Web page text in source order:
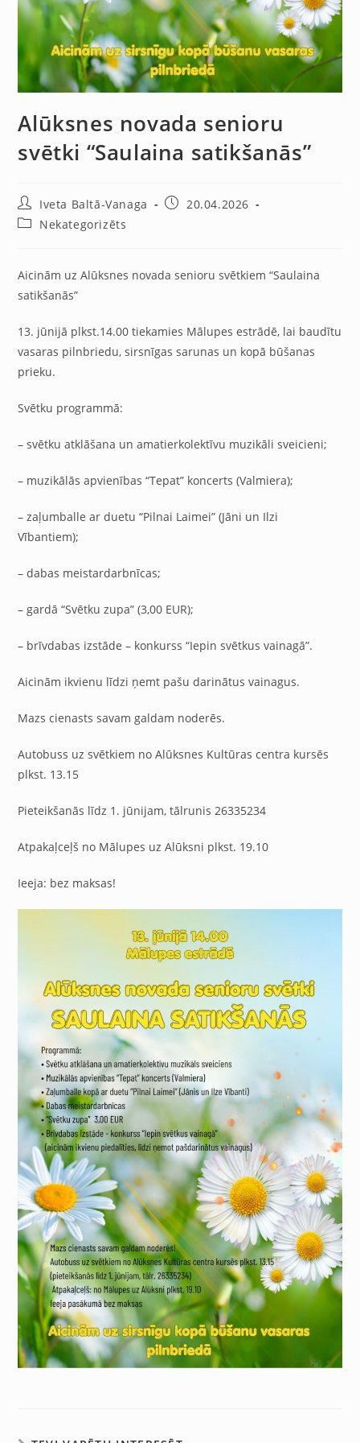
Alūksnes novada senioru
svētki “Saulaina satikšanās”
Iveta Baltā-Vanaga
20.04.2026
Nekategorizēts
Aicinām uz Alūksnes novada senioru svētkiem “Saulaina
satikšanās”
13. jūnijā plkst.14.00 tiekamies Mālupes estrādē, lai baudītu
vasaras pilnbriedu, sirsnīgas sarunas un kopā būšanas
prieku.
Svētku programmā:
– svētku atklāšana un amatierkolektīvu muzikāli sveicieni;
– muzikālās apvienības “Tepat” koncerts (Valmiera);
– zaļumballe ar duetu “Pilnai Laimei” (Jāni un Ilzi
Vībantiem);
– dabas meistardarbnīcas;
– gardā “Svētku zupa” (3,00 EUR);
– brīvdabas izstāde – konkurss “Iepin svētkus vainagā”.
Aicinām ikvienu līdzi ņemt pašu darinātus vainagus.
Mazs cienasts savam galdam noderēs.
Autobuss uz svētkiem no Alūksnes Kultūras centra kursēs
plkst. 13.15
Pieteikšanās līdz 1. jūnijam, tālrunis 26335234
Atpakaļceļš no Mālupes uz Alūksni plkst. 19.10
Ieeja: bez maksas!